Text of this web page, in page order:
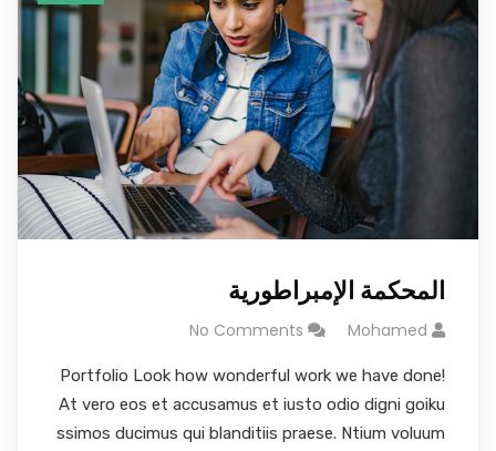
المحكمة الإمبراطورية
Mohamed
No Comments
Portfolio Look how wonderful work we have done!
At vero eos et accusamus et iusto odio digni goiku
ssimos ducimus qui blanditiis praese. Ntium voluum